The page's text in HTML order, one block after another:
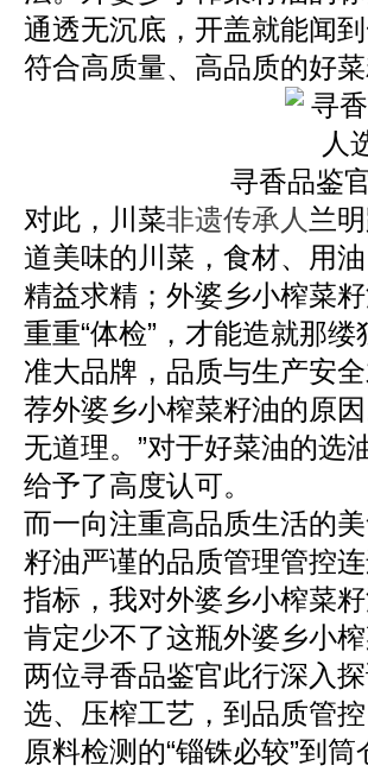
通透无沉底，开盖就能闻
符合高质量、高品质的好菜
寻香品鉴
对此，川菜非遗传承人 兰
道美味的川菜，食材、用
精益求精；外婆乡小榨菜
重重“体检”，才能造就那
准大品牌，品质与生产安
荐外婆乡小榨菜籽油的原
无道理。”对于好菜油的选
给予了高度认可。
而一向注重高品质生活的
籽油严谨的品质管理管控
指标，我对外婆乡小榨菜
肯定少不了这瓶外婆乡小榨
两位寻香品鉴官此行深入
选、压榨工艺，到品质管
原料检测的“锱铢必较”到